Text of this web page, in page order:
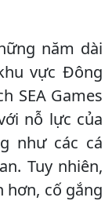
năm dài
vực Đông
SEA Games
nỗ lực của
như các cá
Tuy nhiên,
hơn, cố gắng